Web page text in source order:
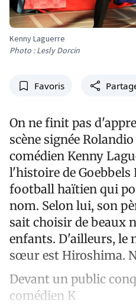
Kenny Laguerre
Photo : Lesly Dorcin
Favoris
On ne finit pas
scène signée
comédien Kenny
l'histoire de Goebbels
football haïtien qui
nom. Selon lui, son
sait choisir de beaux
enfants. D'ailleurs, le
sœur est Hiroshima.
Devant un public
comédien K